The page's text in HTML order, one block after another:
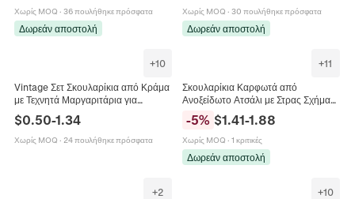
Χωρίς MOQ · 36 πουλήθηκε πρόσφατα
Δωρεάν αποστολή
Χωρίς MOQ · 30 πουλήθηκε πρόσφατα
Δωρεάν αποστολή
+10
Vintage Σετ Σκουλαρίκια από Κράμα
με Τεχνητά Μαργαριτάρια για
Γυναίκες Γεωμετρικά Σκουλαρίκια
Κρίκοι σε σχήμα C με Στρας Σετ
Σκουλαρίκια Καρφωτά
$0.50-1.34
Χωρίς MOQ · 24 πουλήθηκε πρόσφατα
+11
Σκουλαρίκια Καρφωτά από
Ανοξείδωτο Ατσάλι με Στρας Σχήμα
Ιππόκαμπος Αλεπού Λουλούδι
Κοσμήματα Piercing για Γυναίκες
Άνδρες
-5% $1.41-1.88
Χωρίς MOQ · 1 κριτικές
Δωρεάν αποστολή
+2 +10